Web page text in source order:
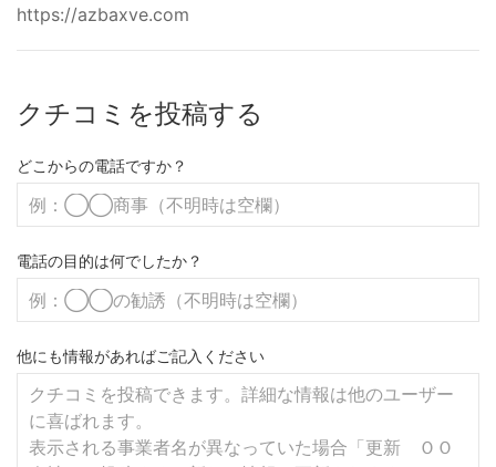
https://azbaxve.com
クチコミを投稿する
どこからの電話ですか？
電話の目的は何でしたか？
他にも情報があればご記入ください